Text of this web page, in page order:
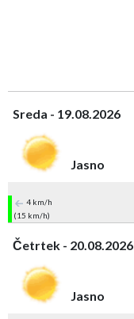
Sreda - 19.08.2026
Jasno
4 km/h
(15 km/h)
Četrtek - 20.08.2026
Jasno